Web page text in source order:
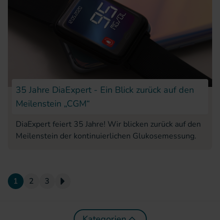
35 Jahre DiaExpert - Ein Blick zurück auf den
Meilenstein „CGM“
DiaExpert feiert 35 Jahre! Wir blicken zurück auf den
Meilenstein der kontinuierlichen Glukosemessung.
1 2 3 Nächste Seite